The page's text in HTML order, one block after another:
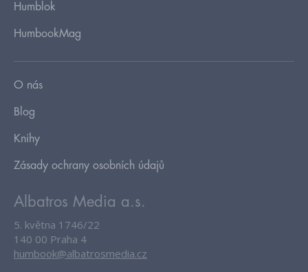
Humblok
HumbookMag
O nás
Blog
Knihy
Zásady ochrany osobních údajů
Albatros Media a.s.
5. května 1746/22
140 00 Praha 4
humbook@albatrosmedia.cz